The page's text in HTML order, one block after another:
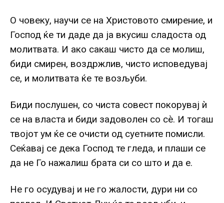
О човеку, научи се на Христовото смирение, и
Господ ќе ти даде да ја вкусиш сладоста од
молитвата. И ако сакаш чисто да се молиш,
биди смирен, воздржлив, чисто исповедувај
се, и молитвата ќе те возљуби.
Биди послушен, со чиста совест покорувај ѝ
се на власта и биди задоволен со сè. И тогаш
твојот ум ќе се очисти од суетните помисли.
Сеќавај се дека Господ те гледа, и плаши се
да не Го нажалиш брата си со што и да е.
Не го осудувај и не го жалости, дури ни со